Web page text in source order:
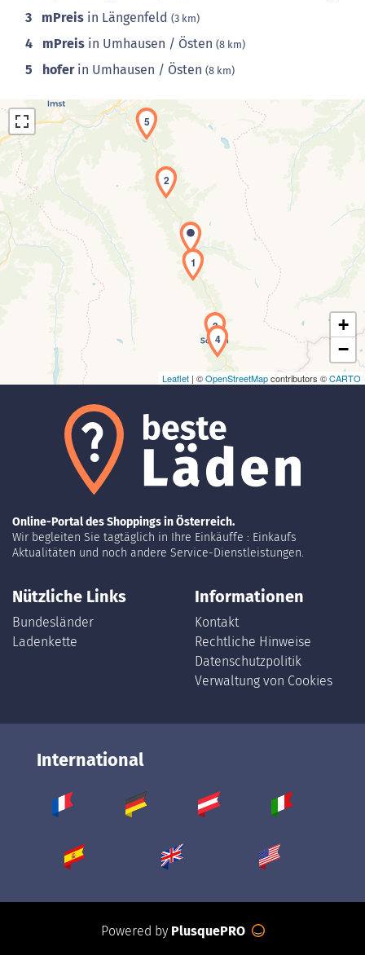
3 mPreis in Längenfeld (3 km)
4 mPreis in Umhausen / Östen (8 km)
5 hoferin Umhausen / Östen (8 km)
Laden der Karte...
1
2
3
4
5
+
−
Leaflet | ©OpenStreetMapcontributors ©CARTO
Online-Portal des Shoppings in Österreich.
Wir begleiten Sie tagtäglich in Ihre Einkäuffe : Einkaufs
Aktualitäten und noch andere Service-Dienstleistungen.
Nützliche Links
Bundesländer
Ladenkette
Informationen
Kontakt
Rechtliche Hinweise
Datenschutzpolitik
Verwaltung von Cookies
International
Powered by PlusquePRO